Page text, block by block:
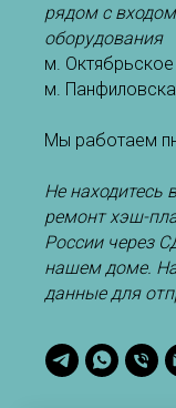
рядом с
оборудования
м.
м.
Мы работаем
Не
ремонт хэш-
России через
нашем доме.
данные для